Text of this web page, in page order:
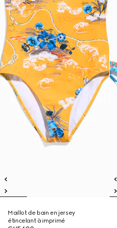
Maillot de bain en jersey
étincelant à imprimé